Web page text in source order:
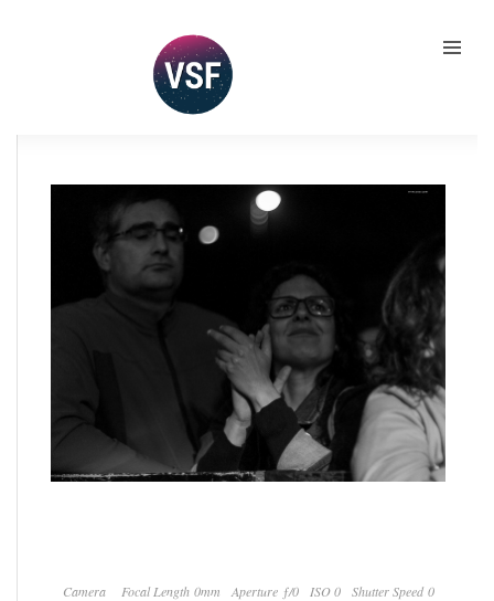
Camera Focal Length 0mm Aperture ƒ/0 ISO 0 Shutter Speed 0